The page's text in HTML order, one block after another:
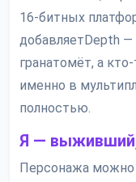
16-битных
добавляетDepth —
гранатомёт, а
именно в
полностью.
Я — выживший,
Персонажа можно